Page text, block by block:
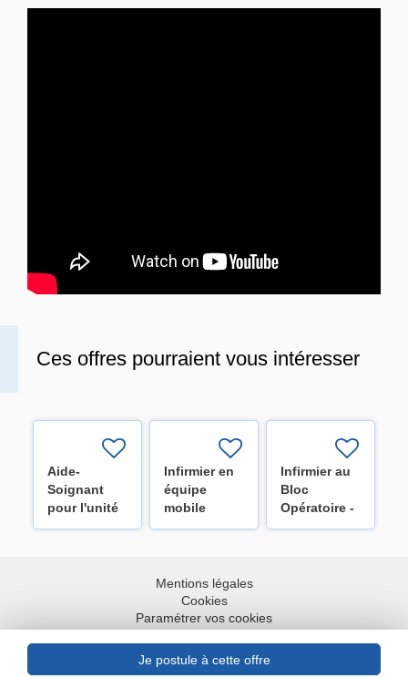
Ces offres pourraient vous intéresser
Aide-
Soignant
pour l'unité
de
Infirmier en
équipe
mobile
nuit/jour
Infirmier au
Bloc
Opératoire -
Secteur
Mentions légales
Cookies
Paramétrer vos cookies
Accessibilité : partiellement conforme
Plan du site